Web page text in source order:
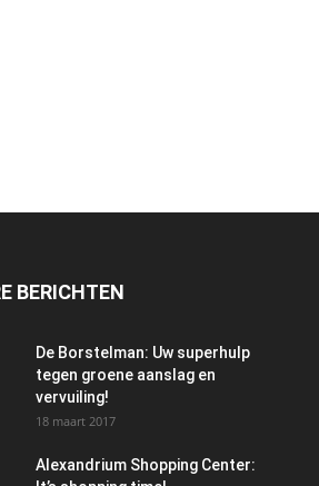
BERICHTEN
De Borstelman: Uw superhulp
tegen groene aanslag en
vervuiling!
18 maart 2017
Alexandrium Shopping Center: